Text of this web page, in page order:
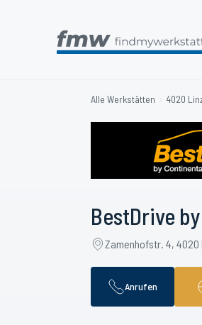
Alle Werkstätten 4020
BestDrive
Zamenhofstr. 4, 4020
Anrufen